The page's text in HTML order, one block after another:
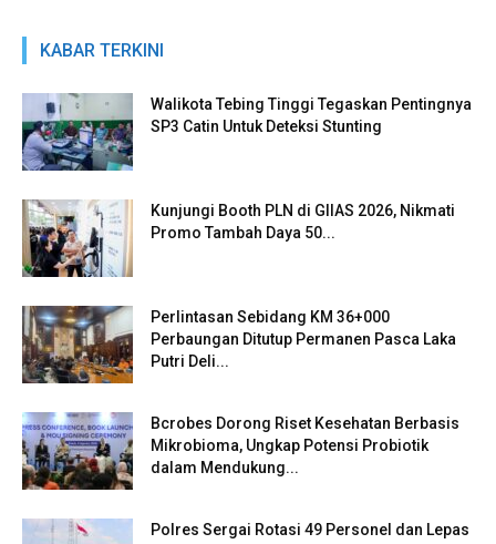
KABAR TERKINI
Walikota Tebing Tinggi Tegaskan Pentingnya
SP3 Catin Untuk Deteksi Stunting
Kunjungi Booth PLN di GIIAS 2026, Nikmati
Promo Tambah Daya 50...
Perlintasan Sebidang KM 36+000
Perbaungan Ditutup Permanen Pasca Laka
Putri Deli...
Bcrobes Dorong Riset Kesehatan Berbasis
Mikrobioma, Ungkap Potensi Probiotik
dalam Mendukung...
Polres Sergai Rotasi 49 Personel dan Lepas